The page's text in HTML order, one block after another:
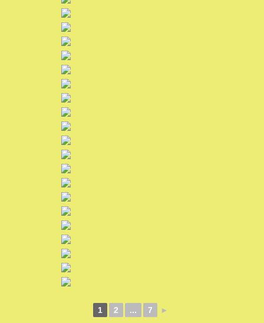
Unser Verein
Bildergalerie
Ticket-Shop / Termine
1 2 ... 7 ►